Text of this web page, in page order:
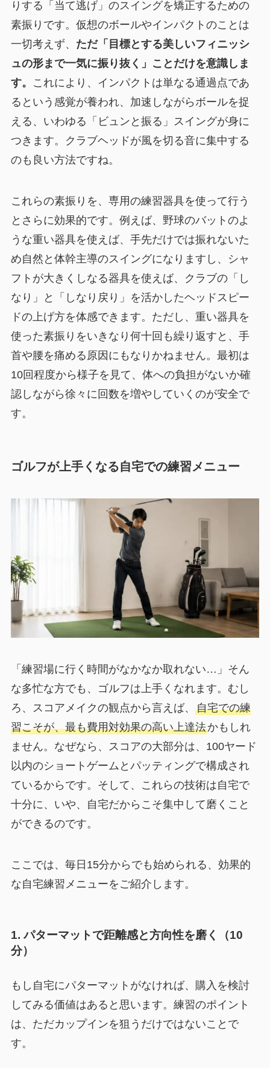
りする「当て逃げ」のスイングを矯正するための
素振りです。仮想のボールやインパクトのことは
一切考えず、 ただ「目標とする美しいフィニッシ
ュの形まで一気に振り抜く」ことだけを意識しま
す。
これにより、インパクトは単なる通過点であ
るという感覚が養われ、加速しながらボールを捉
える、いわゆる「ビュンと振る」スイングが身に
つきます。クラブヘッドが風を切る音に集中する
のも良い方法ですね。
これらの素振りを、専用の練習器具を使って行う
とさらに効果的です。例えば、野球のバットのよ
うな重い器具を使えば、手先だけでは振れないた
め自然と体幹主導のスイングになりますし、シャ
フトが大きくしなる器具を使えば、クラブの「し
なり」と「しなり戻り」を活かしたヘッドスピー
ドの上げ方を体感できます。ただし、重い器具を
使った素振りをいきなり何十回も繰り返すと、手
首や腰を痛める原因にもなりかねません。最初は
10回程度から様子を見て、体への負担がないか確
認しながら徐々に回数を増やしていくのが安全で
す。
ゴルフが上手くなる自宅での練習メニュー
「練習場に行く時間がなかなか取れない…」そん
な多忙な方でも、ゴルフは上手くなれます。むし
ろ、スコアメイクの観点から言えば、 自宅での練
習こそが、最も費用対効果の高い上達法かもしれ
ません。なぜなら、スコアの大部分は、100ヤード
以内のショートゲームとパッティングで構成され
ているからです。そして、これらの技術は自宅で
十分に、いや、自宅だからこそ集中して磨くこと
ができるのです。
ここでは、毎日15分からでも始められる、効果的
な自宅練習メニューをご紹介します。
1. パターマットで距離感と方向性を磨く（10
分）
もし自宅にパターマットがなければ、購入を検討
してみる価値はあると思います。練習のポイント
は、ただカップインを狙うだけではないことで
す。